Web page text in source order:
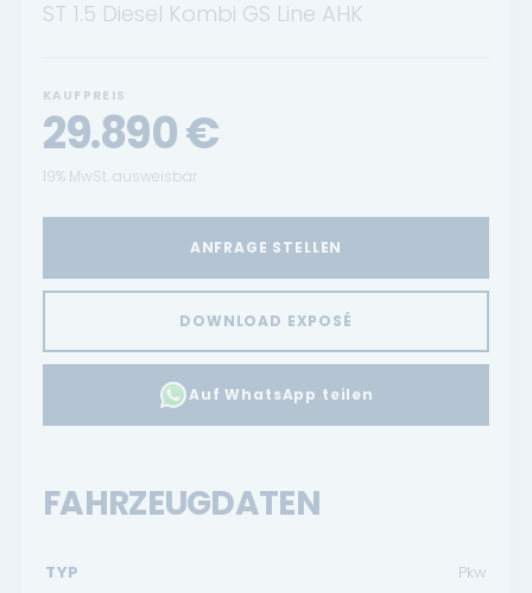
ST 1.5 Diesel Kombi GS Line AHK
KAUFPREIS
29.890€
19% MwSt. ausweisbar
ANFRAGE STELLEN
DOWNLOAD EXPOSÉ
Auf WhatsApp teilen
FAHRZEUGDATEN
TYP Pkw